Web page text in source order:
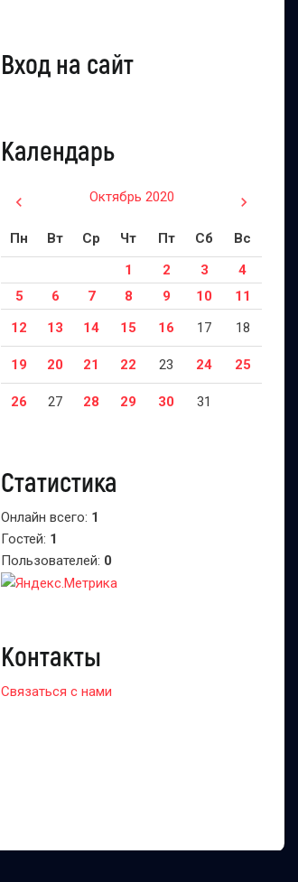
Вход на сайт
Календарь
Октябрь 2020
Пн Вт Ср Чт Пт Сб
Вс
1
2 3
4
5
6 7 8 9 10
11
12
13 14 15 16 17 18
19 20 21 22 23 24 25
26 27 28 29 30 31
Статистика
Онлайн всего: 1
Гостей: 1
Пользователей: 0
Контакты
Связаться с нами